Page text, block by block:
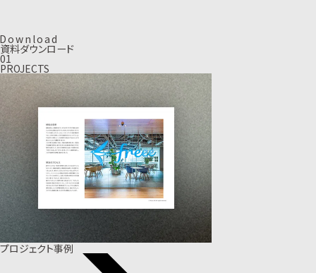
Down load
資料ダウンロード
01
PROJECTS
プロジェクト事例